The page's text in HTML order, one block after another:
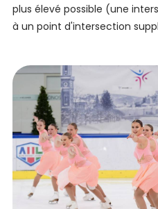
plus élevé possible (une
à un point d'intersection